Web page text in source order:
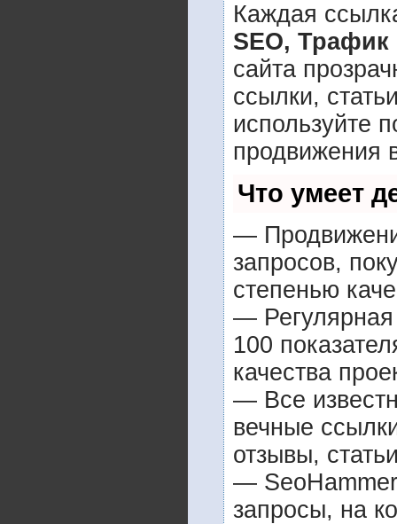
Каждая
SEO, Трафик
сайта
ссылки,
используйте
продвижения
Что умеет
—
запросов,
степенью
— Регулярная
100
качества
— Все
вечные
отзывы,
— SeoHammer
запросы, на